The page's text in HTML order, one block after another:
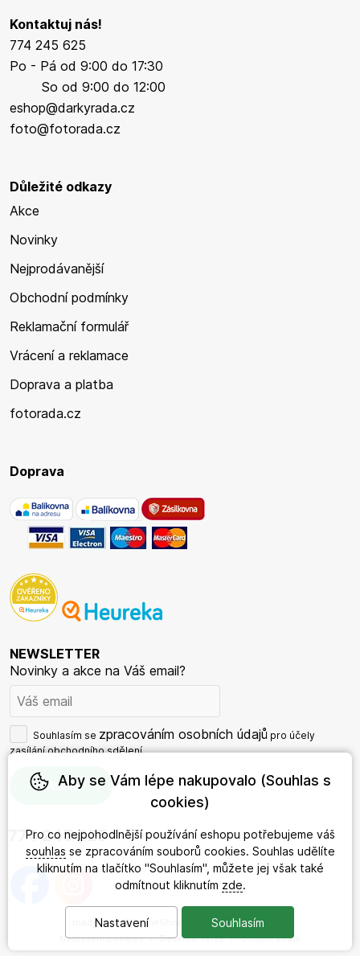
Kontaktuj nás!
774 245 625
Po - Pá od 9:00 do 17:30
So od 9:00 do 12:00
eshop@darkyrada.cz
foto@fotorada.cz
Důležité odkazy
Akce
Novinky
Nejprodávanější
Obchodní podmínky
Reklamační formulář
Vrácení a reklamace
Doprava a platba
fotorada.cz
Doprava
NEWSLETTER
Novinky a akce na Váš email?
Souhlasím se zpracováním osobních údajů pro účely
zasílání obchodního sdělení.
774 245 625
made with❤byineShop
© 2026 - DárkyRada.cz
Nastavení cookies / Desktop verze / Osobní údaje
Aby se Vám lépe nakupovalo (Souhlas s
cookies)
Pro co nejpohodlnější používání eshopu potřebujeme váš
souhlas se zpracováním souborů cookies. Souhlas udělíte
kliknutím na tlačítko "Souhlasím", můžete jej však také
odmítnout kliknutím zde.
Nastavení Souhlasím